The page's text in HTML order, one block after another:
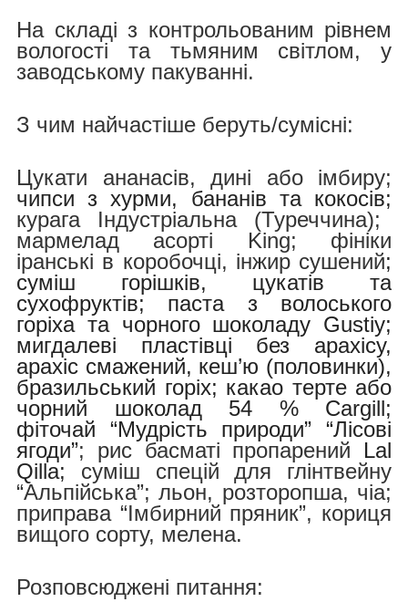
На складі з контрольованим рівнем
вологості та тьмяним світлом, у
заводському пакуванні.
З чим найчастіше беруть/cумісні:
Цукати ананасів, дині або імбиру;
чипси з хурми, бананів та кокосів;
курага Індустріальна (Туреччина);
мармелад асорті King; фініки
іранські в коробочці, інжир сушений;
суміш горішків, цукатів та
сухофруктів; паста з волоського
горіха та чорного шоколаду Gustiy;
мигдалеві пластівці без арахісу,
арахіс смажений, кеш’ю (половинки),
бразильський горіх; какао терте або
чорний шоколад 54 % Cargill;
фіточай “Мудрість природи” “Лісові
ягоди”; рис басматі пропарений Lal
Qilla; суміш спецій для глінтвейну
“Альпійська”; льон, розторопша, чіа;
приправа “Імбирний пряник”, кориця
вищого сорту, мелена.
Розповсюджені питання: